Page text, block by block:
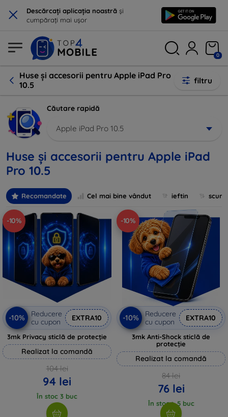
× Descărcați aplicația noastră și
cumpărați mai ușor
0
Huse și accesorii pentru Apple iPad Pro
10.5
filtru
Căutare rapidă
Apple iPad Pro 10.5
Huse și accesorii pentru Apple iPad
Pro 10.5
Recomandate Cel mai bine vândut ieftin
-10%
-10%
Reducere
cu cupon
EXTRA10
3mk Privacy sticlă de protecție
Realizat la comandă
104 lei
94 lei
În stoc 3 buc
-10%
-10%
Reducere
cu cupon
EXTRA10
3mk Anti-Shock sticlă de
protecție
Realizat la comandă
84 lei
76 lei
În stoc > 5 buc